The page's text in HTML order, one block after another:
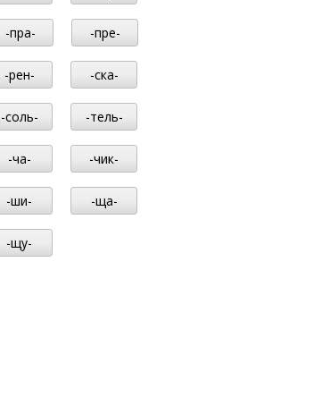
-пра- -пре-
-рен- -ска-
-соль- -тель-
-ча- -чик-
-ши- -ща-
-щу-